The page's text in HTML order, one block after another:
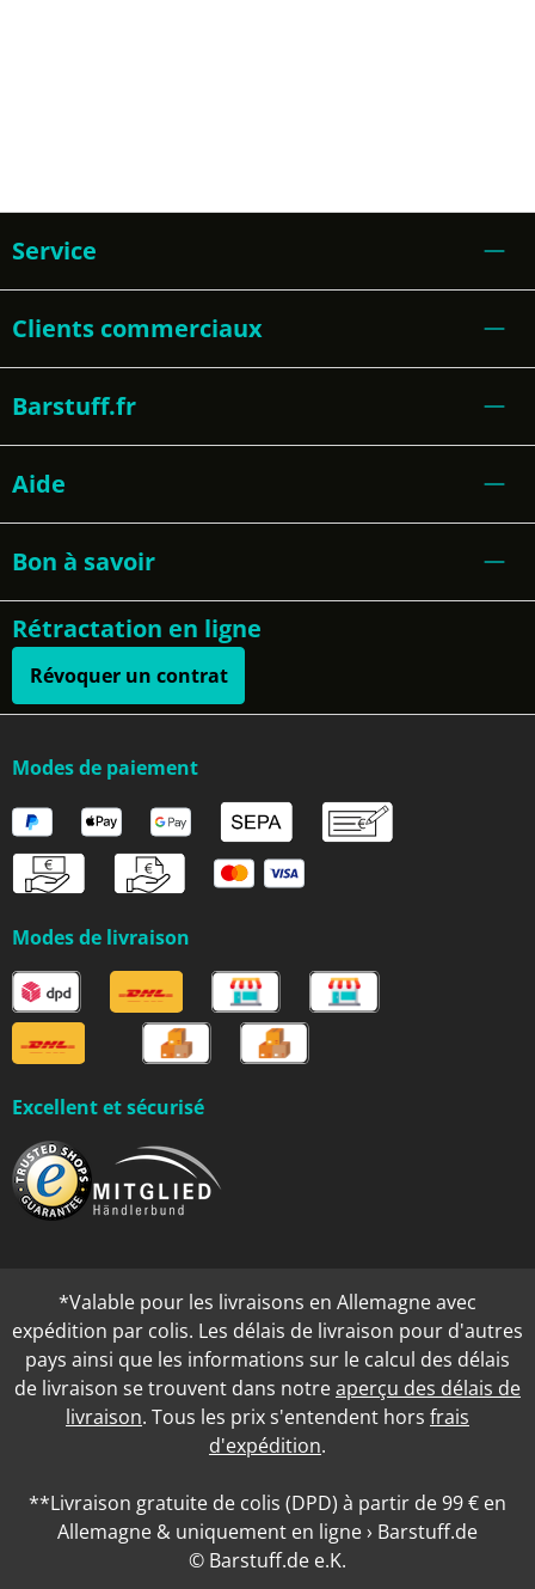
Service
Clients commerciaux
Barstuff.fr
Aide
Bon à savoir
Rétractation en ligne
Révoquer un contrat
Modes de paiement
Modes de livraison
Excellent et sécurisé
*Valable pour les livraisons en Allemagne avec
expédition par colis. Les délais de livraison pour d'autres
pays ainsi que les informations sur le calcul des délais
de livraison se trouvent dans notreaperçu des délais de
livraison. Tous les prix s'entendent hors frais
d'expédition.
**Livraison gratuite de colis (DPD) à partir de 99 € en
Allemagne & uniquement en ligne › Barstuff.de
© Barstuff.de e.K.